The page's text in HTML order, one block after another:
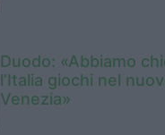
Duodo: «Abbiamo
l’Italia giochi nel
Venezia»